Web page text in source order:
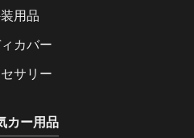
用品
カバー
サリー
カー用品